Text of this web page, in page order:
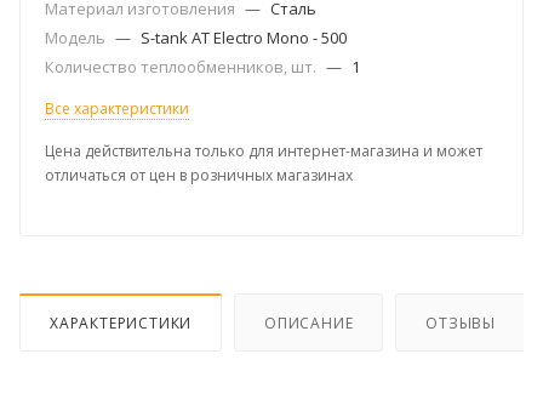
Материал изготовления — Сталь
Модель — S-tank AT Electro Mono - 500
Количество теплообменников, шт. — 1
Все характеристики
Цена действительна только для интернет-магазина и может
отличаться от цен в розничных магазинах
ХАРАКТЕРИСТИКИ ОПИСАНИЕ ОТЗЫВЫ